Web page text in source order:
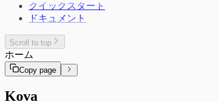
クイックスタート
ドキュメント
Scroll to top
ホーム
Copy page
Kova